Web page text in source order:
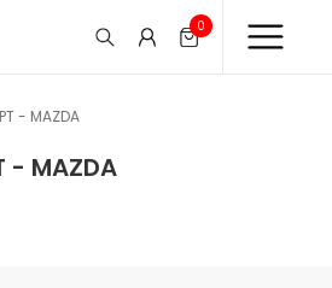
0
- MAZDA
- MAZDA